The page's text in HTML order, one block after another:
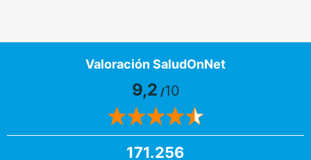
Valoración SaludOnNet
9,2 /10
171.256